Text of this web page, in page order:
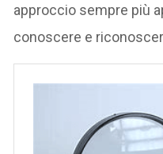
approccio sempre più
conoscere e